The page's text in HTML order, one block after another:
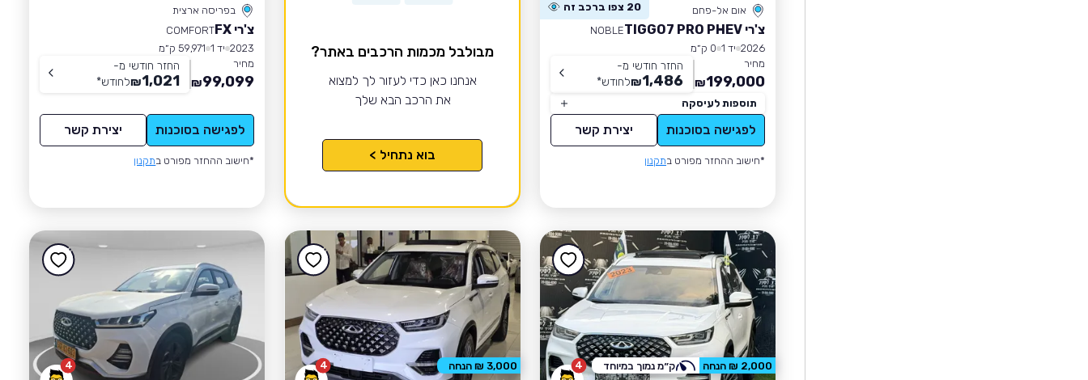
אום אל-פחם 20 צפו ברכב זה
צ'רי TIGGO7 PRO PHEV
NOBLE
2026 יד 1
0 ק״מ
מחיר
199,000
₪
החזר חודשי מ-
1,486
₪לחודש*
תוספות לעיסקה
לפגישה בסוכנות יצירת קשר
*חישוב ההחזר מפורט בתקנון
מבולבל מכמות הרכבים באתר?
אנחנו כאן כדי לעזור לך למצוא
את הרכב הבא שלך
בוא נתחיל >
בפריסה ארצית
צ'רי FX
COMFORT
2023 יד 1
59,971 ק״מ
מחיר
99,099
₪
החזר חודשי מ-
1,021
₪לחודש*
לפגישה בסוכנות יצירת קשר
*חישוב ההחזר מפורט בתקנון
4 2,000 ₪ הנחה ק״מ נמוך במיוחד 4 3,000 ₪ הנחה 4